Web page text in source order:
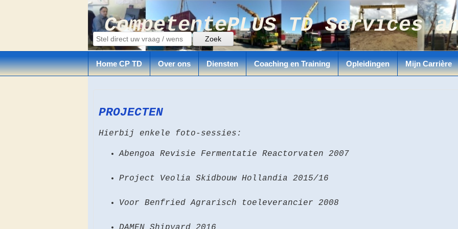
CompetentePLUS TD Services
Home CP TD Over ons Diensten Coaching en Training Opleidingen Mijn Carrière
PROJECTEN
Hierbij enkele foto-sessies:
Abengoa Revisie Fermentatie Reactorvaten 2007
Project Veolia Skidbouw Hollandia 2015/16
Voor Benfried Agrarisch toeleverancier 2008